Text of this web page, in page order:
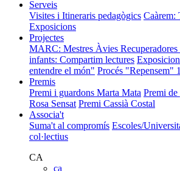
Serveis
Visites i Itineraris pedagògics Caàrem:
Exposicions
Projectes
MARC: Mestres Àvies Recuperadores
infants: Compartim lectures
entendre el món" Procés "Repensem"
Premis
Premi i guardons Marta Mata Premi de
Rosa Sensat Premi Cassià Costal
Associa't
Suma't al compromís Escoles/
col·lectius
CA
ca